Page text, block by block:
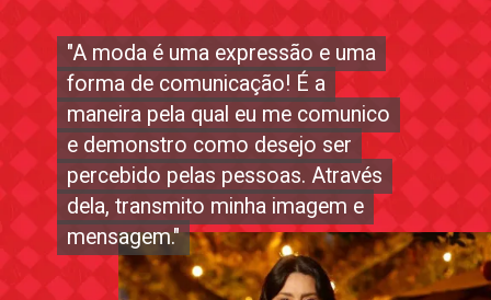
"A moda é uma expressão e uma
forma de comunicação! É a
maneira pela qual eu me comunico
e demonstro como desejo ser
percebido pelas pessoas. Através
dela, transmito minha imagem e
mensagem."
"A moda é uma expressão e uma
forma de comunicação! É a
maneira pela qual eu me comunico
e demonstro como desejo ser
percebido pelas pessoas. Através
dela, transmito minha imagem e
mensagem."